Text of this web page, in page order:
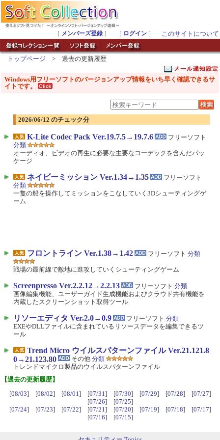
［ メンバーズ登録 ］ ［ ログイン ］ このサイトについて
トップページ > 過去の更新履歴
Windows用フリーソフトのバージョンアップ情報をいち早く確認できるサ
イトです。
2026/06/12 のチェック分
K-Lite Codec Pack Ver.19.7.5→19.7.6
フリーソフト
分類
オーディオ、ビデオの再生に必要な主要なコーデックを含んだパッ
ケージ
ネイビーミッション Ver.1.34→1.35
フリーソフト
分類
一隻の船を操作してミッションをこなしていく3Dシューティングゲ
ーム
フロントライン Ver.1.38→1.42 フリーソフト 分類
戦場の最前線で敵地に進攻していくシューティングゲーム
Screenpresso Ver.2.2.12→2.2.13 フリーソフト 分類
画像編集機能、ユーザーガイド生成機能およびクラウド共有機能を
内蔵したスクリーンショット取得ツール
リソーエディタ Ver.2.0→0.9 フリーソフト 分類
EXEやDLLファイルに含まれているリソースデータを編集できるツ
ール
Trend Micro ウイルスパターンファイル Ver.21.121.8
0→21.123.80 その他 分類
トレンドマイクロ製品のウイルスパターンファイル
【過去の更新履歴】
[08/03] [08/02] [08/01] [07/31] [07/30] [07/29] [07/28] [07/27]
[07/26] [07/25]
[07/24] [07/23] [07/22] [07/21] [07/20] [07/19] [07/18] [07/17]
[07/16] [07/15]